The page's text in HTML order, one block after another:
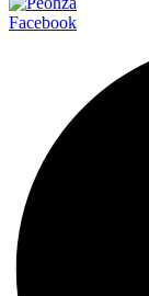
Facebook